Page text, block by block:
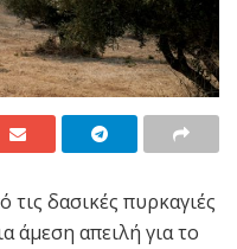
δασικές πυρκαγιές
άμεση απειλή για το